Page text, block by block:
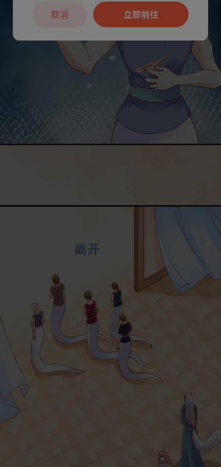
立即前往
取消